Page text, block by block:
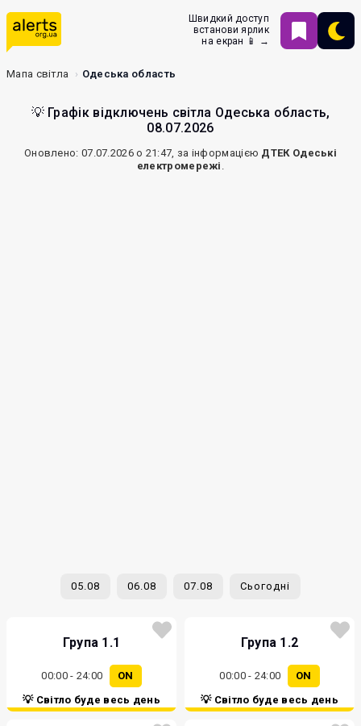
Швидкий доступ
встанови ярлик
на екран 📱 →
Мапа світла Одеська область
💡 Графік відключень світла Одеська область,
08.07.2026
Оновлено: 07.07.2026 о 21:47, за інформацією ДТЕК Одеські
електромережі .
05.08 06.08 07.08 Сьогодні
Група 1.1
00:00 - 24:00
ON
💡 Світло буде весь день
Група 1.2
00:00 - 24:00
ON
💡 Світло буде весь день